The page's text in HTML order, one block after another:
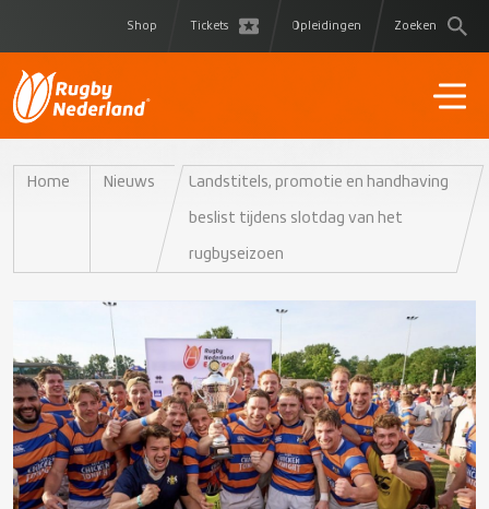
Shop Tickets Opleidingen Zoeken
Home Nieuws Landstitels, promotie en handhaving
beslist tijdens slotdag van het
rugbyseizoen